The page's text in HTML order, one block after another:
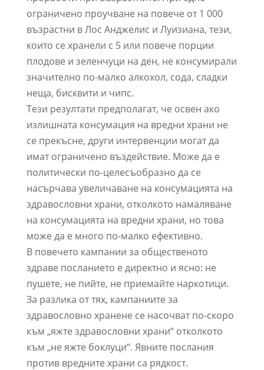
ограничено проучване на повече от 1 000
възрастни в Лос Анджелис и Луизиана, тези,
които се хранели с 5 или повече порции
плодове и зеленчуци на ден, не консумирали
значително по-малко алкохол, сода, сладки
неща, бисквити и чипс.
Тези резултати предполагат, че освен ако
излишната консумация на вредни храни не
се прекъсне, други интервенции могат да
имат ограничено въздействие. Може да е
политически по-целесъобразно да се
насърчава увеличаване на консумацията на
здравословни храни, отколкото намаляване
на консумацията на вредни храни, но това
може да е много по-малко ефективно.
В повечето кампании за общественото
здраве посланието е директно и ясно: не
пушете, не пийте, не приемайте наркотици.
За разлика от тях, кампаниите за
здравословно хранене се насочват по-скоро
към „яжте здравословни храни“ отколкото
към „не яжте боклуци“. Явните послания
против вредните храни са рядкост.